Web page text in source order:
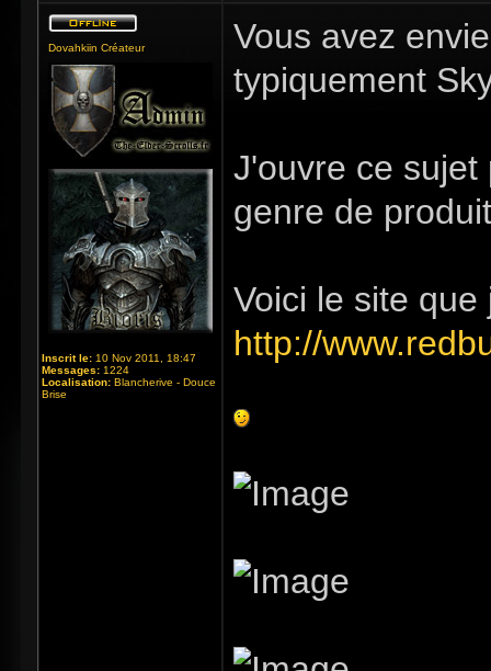
Dovahkiin Créateur
Inscrit le: 10 Nov 2011, 18:47
Messages: 1224
Localisation: Blancherive - Douce
Brise
Vous avez
typiquement
J'ouvre ce
genre de
Voici le site que
http://